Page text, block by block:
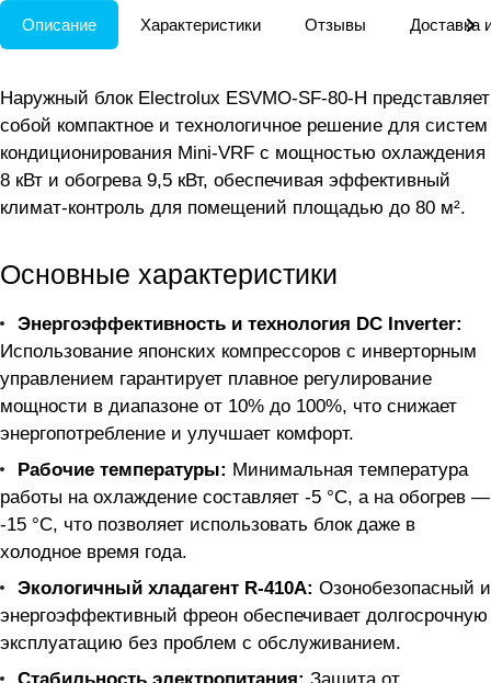
Описание Характеристики Отзывы Доставка
Наружный блок Electrolux ESVMO-SF-80-H представляет
собой компактное и технологичное решение для систем
кондиционирования Mini-VRF с мощностью охлаждения
8 кВт и обогрева 9,5 кВт, обеспечивая эффективный
климат-контроль для помещений площадью до 80 м².
Основные характеристики
Энергоэффективность и технология DC Inverter:
Использование японских компрессоров с инверторным
управлением гарантирует плавное регулирование
мощности в диапазоне от 10% до 100%, что снижает
энергопотребление и улучшает комфорт.
Рабочие температуры: Минимальная температура
работы на охлаждение составляет -5 °C, а на обогрев —
-15 °C, что позволяет использовать блок даже в
холодное время года.
Экологичный хладагент R-410A: Озонобезопасный и
энергоэффективный фреон обеспечивает долгосрочную
эксплуатацию без проблем с обслуживанием.